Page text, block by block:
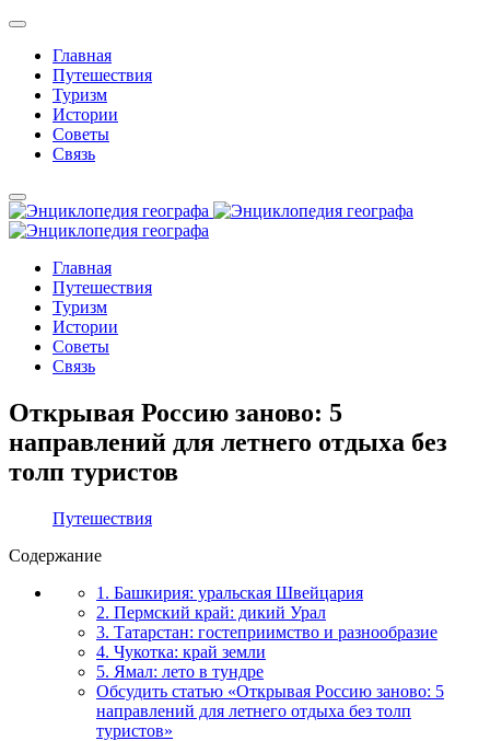
Главная
Путешествия
Туризм
Истории
Советы
Связь
Главная
Путешествия
Туризм
Истории
Советы
Связь
Открывая Россию заново: 5
направлений для летнего отдыха без
толп туристов
Путешествия
Содержание
1. Башкирия: уральская Швейцария
2. Пермский край: дикий Урал
3. Татарстан: гостеприимство и разнообразие
4. Чукотка: край земли
5. Ямал: лето в тундре
Обсудить статью «Открывая Россию заново: 5
направлений для летнего отдыха без толп
туристов»